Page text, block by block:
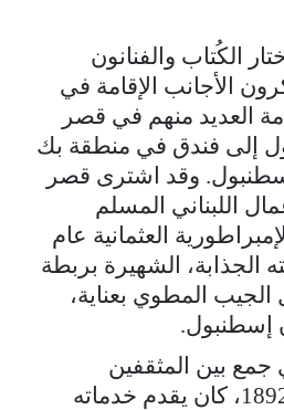
الكُتاب والفنانون
الأجانب الإقامة في
العديد منهم في قصر
إلى فندق في منطقة بك
وقد اشترى قصر
اللبناني المسلم
العثمانية عام
الجذابة، الشهيرة بربطة
المطوي بعناية،
إسطنبول.
جمع بين المثقفين
والمفكرين منذ عام 1892، كان يقدم خدماته